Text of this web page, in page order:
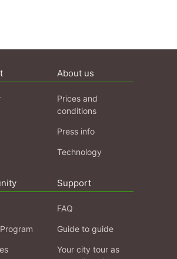
About us
Prices and
conditions
Press info
Technology
Support
FAQ
Guide to guide
Your city tour as